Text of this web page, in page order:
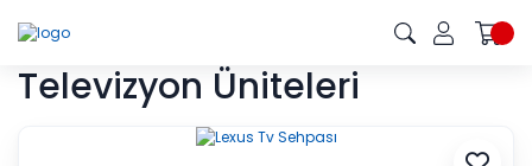
Televizyon Üniteleri